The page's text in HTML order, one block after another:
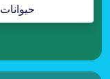
حیوانات